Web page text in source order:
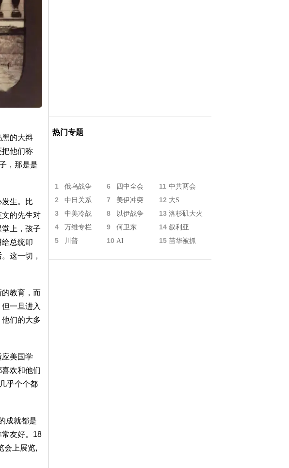
黑的大辫
把他们称
，那是是
生。比
的先生对
上，孩子
总统叩
这一切，
教育，而
一旦进入
们的大多
美国学
欢和他们
乎个个都
成就都是
友好。18
会上展览,
热门专题
1 俄乌战争 6 四中全会 11 中共两会
2 中日关系 7 美伊冲突 12 大S
3 中美冷战 8 以伊战争 13 洛杉矶大火
4 万维专栏 9 何卫东 14 叙利亚
5 川普 10 AI 15 苗华被抓